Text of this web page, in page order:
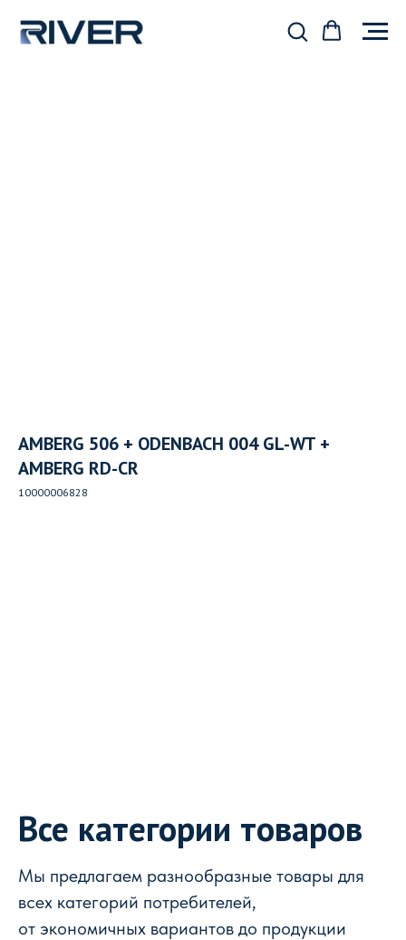
AMBERG 506 + ODENBACH 004 GL-WT +
AMBERG RD-CR
10000006828
Все категории товаров
Мы предлагаем разнообразные товары для
всех категорий потребителей,
от экономичных вариантов до продукции